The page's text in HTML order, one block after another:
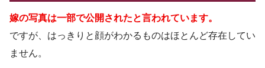
嫁の写真は一部で公開されたと言われています。
ですが、はっきりと顔がわかるものはほとんど存在してい
ません。